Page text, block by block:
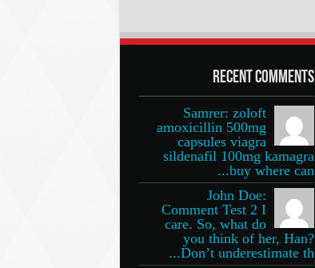
Recent Comments
Samrer: zoloft
amoxicillin 500mg
capsules viagra
sildenafil 100mg kamagra
buy where can...
John Doe:
Comment Test 2 I
care. So, what do
you think of her, Han?
Don’t underestimate th...